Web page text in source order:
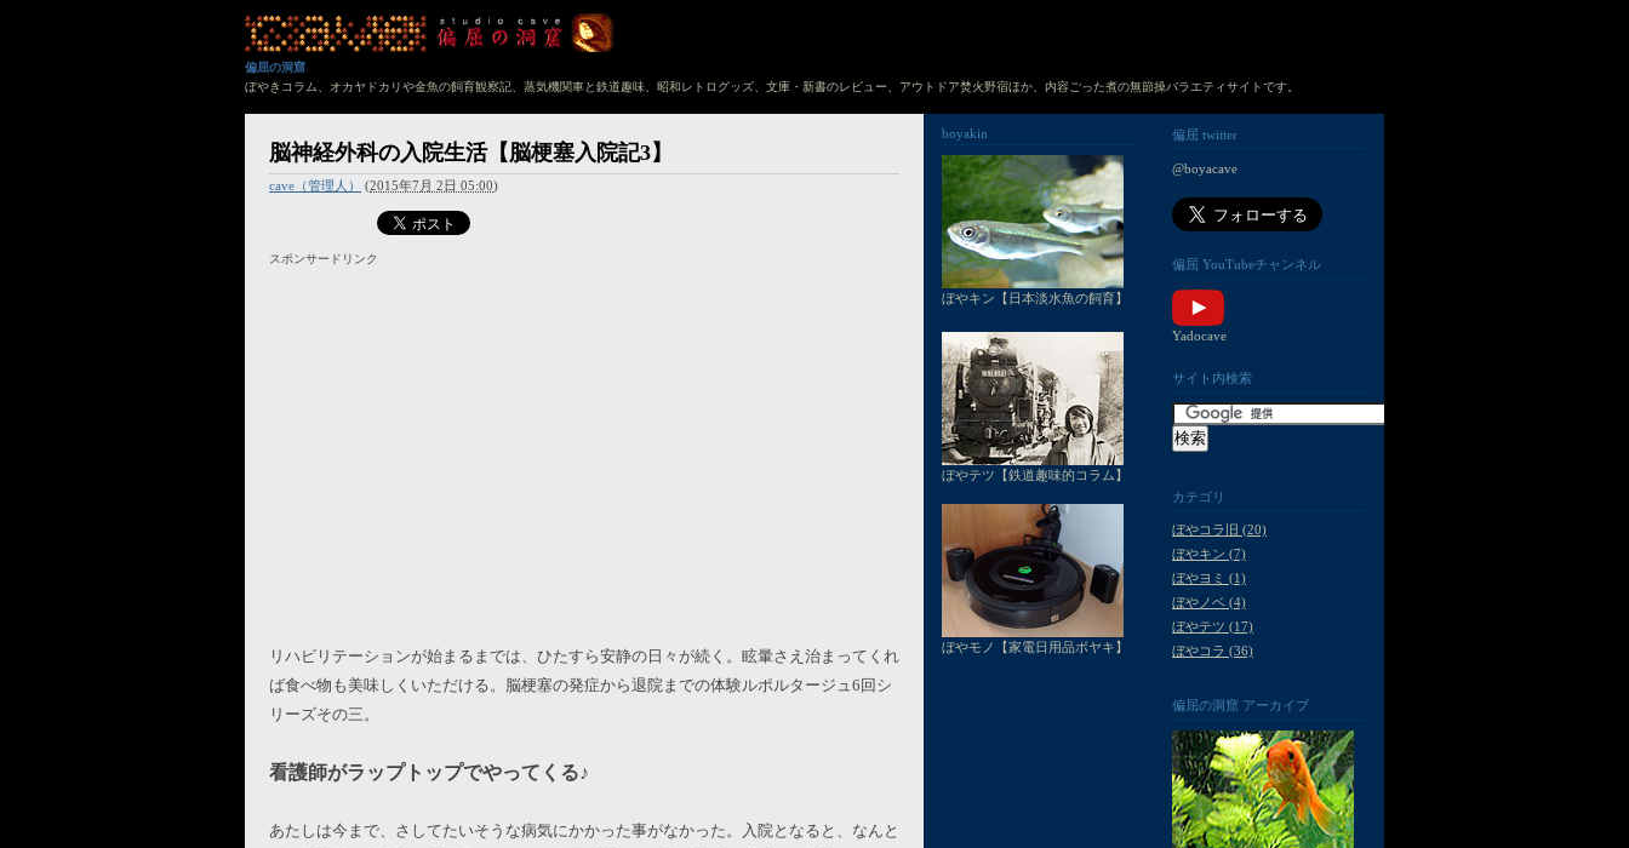
偏屈の洞窟
ぼやきコラム、オカヤドカリや金魚の飼育観察記、蒸気機関車と鉄道趣味、昭和レトログッズ、文庫・新書のレビュー、アウトドア焚火野宿ほか、内容ごった煮の無節操バラエティサイトです。
脳神経外科の入院生活【脳梗塞入院記3】
cave（管理人） (2015年7月 2日 05:00)
スポンサードリンク
リハビリテーションが始まるまでは、ひたすら安静の日々が続く。眩暈さえ治まってくれ
ば食べ物も美味しくいただける。脳梗塞の発症から退院までの体験ルポルタージュ6回シ
リーズその三。
看護師がラップトップでやってくる♪
あたしは今まで、さしてたいそうな病気にかかった事がなかった。入院となると、なんと
偏屈 twitter
@boyacave
偏屈 YouTubeチャンネル
Yadocave
サイト内検索
カテゴリ
ぼやコラ旧 (20)
ぼやキン (7)
ぼやヨミ (1)
ぼやノベ (4)
ぼやテツ (17)
ぼやコラ (36)
偏屈の洞窟 アーカイブ
boyakin
ぼやキン【日本淡水魚の飼育】
ぼやテツ【鉄道趣味的コラム】
ぼやモノ【家電日用品ボヤキ】